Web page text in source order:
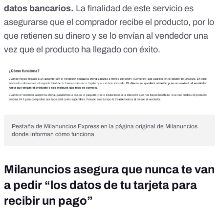
datos bancarios. La finalidad de este servicio es
asegurarse que el comprador recibe el producto, por lo
que retienen su dinero y se lo envían al vendedor una
vez que el producto ha llegado con éxito.
Pestaña de Milanuncios Express en la página original de Milanuncios
donde informan cómo funciona
Milanuncios asegura que nunca te van
a pedir “los datos de tu tarjeta para
recibir un pago”